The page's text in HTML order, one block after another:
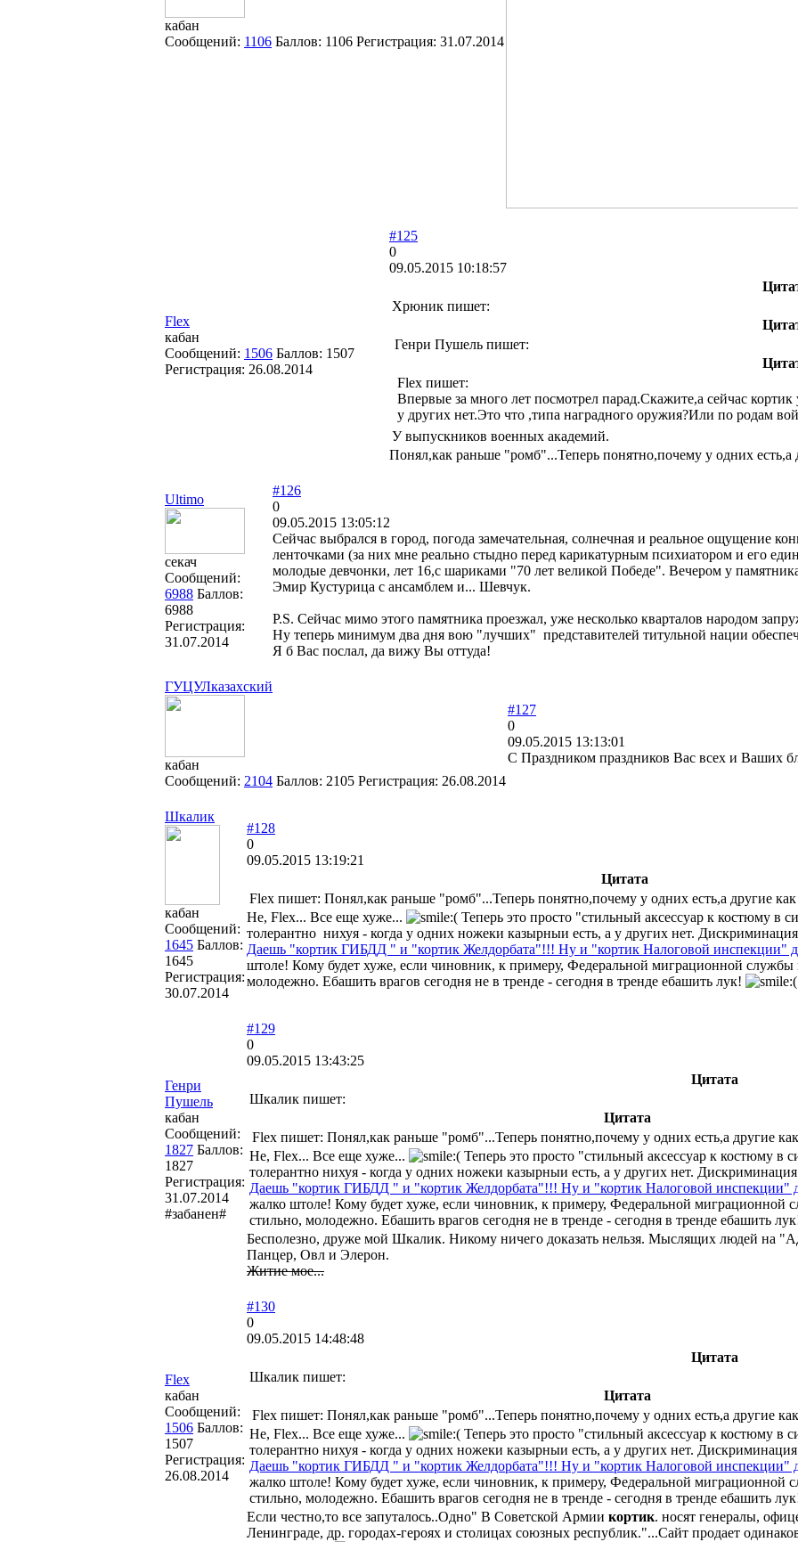
кабан
Сообщений: 1106 Баллов: 1106 Регистрация: 31.07.2014
Flex
кабан
Сообщений: 1506 Баллов: 1507
Регистрация: 26.08.2014
#125
0
09.05.2015 10:18:57
Хрюник пишет:
Генри Пушель пишет:
Flex пишет:
Впервые за много лет посмотрел парад.Скажите,а сейчас
у других нет.Это что ,типа наградного оружия?Или по родам
У выпускников военных академий.
Понял,как раньше "ромб"...Теперь понятно,почему у одних есть,а
Ultimo
секач
Сообщений:
6988 Баллов:
6988
Регистрация:
31.07.2014
#126
0
09.05.2015 13:05:12
Сейчас выбрался в город, погода замечательная, солнечная и реальное ощущение
ленточками (за них мне реально стыдно перед карикатурным психиатором и его
молодые девчонки, лет 16,с шариками "70 лет великой Победе". Вечером у
Эмир Кустурица с ансамблем и... Шевчук.
P.S. Сейчас мимо этого памятника проезжал, уже несколько кварталов народом
Ну теперь минимум два дня вою "лучших" представителей титульной нации
Я б Вас послал, да вижу Вы оттуда!
ГУЦУЛказахский
кабан
Сообщений: 2104 Баллов: 2105 Регистрация: 26.08.2014
#127
0
09.05.2015 13:13:01
С Праздником праздников Вас всех и Ваших
Шкалик
кабан
Сообщений:
1645 Баллов:
1645
Регистрация:
30.07.2014
#128
0
09.05.2015 13:19:21
Цитата
Flex пишет: Понял,как раньше "ромб"...Теперь понятно,почему у одних есть,а другие
Не, Flex... Все еще хуже...
Теперь это просто "стильный аксессуар к костюму в
толерантно нихуя - когда у одних ножеки казырныи есть, а у других нет.
Даешь "кортик ГИБДД " и "кортик Желдорбата"!!! Ну и "кортик Налоговой инспекции"
штоле! Кому будет хуже, если чиновник, к примеру, Федеральной миграционной
молодежно. Ебашить врагов сегодня не в тренде - сегодня в тренде ебашить лук!
Генри
Пушель
кабан
Сообщений:
1827 Баллов:
1827
Регистрация:
31.07.2014
#забанен#
#129
0
09.05.2015 13:43:25
Цитата
Шкалик пишет:
Цитата
Flex пишет: Понял,как раньше "ромб"...Теперь понятно,почему у одних есть,а другие
Не, Flex... Все еще хуже...
Теперь это просто "стильный аксессуар к костюму в
толерантно нихуя - когда у одних ножеки казырныи есть, а у других нет.
Даешь "кортик ГИБДД " и "кортик Желдорбата"!!! Ну и "кортик Налоговой инспекции"
жалко штоле! Кому будет хуже, если чиновник, к примеру, Федеральной
стильно, молодежно. Ебашить врагов сегодня не в тренде - сегодня в тренде ебашить
Бесполезно, друже мой Шкалик. Никому ничего доказать нельзя. Мыслящих людей на
Панцер, Овл и Элерон.
Житие мое...
Flex
кабан
Сообщений:
1506 Баллов:
1507
Регистрация:
26.08.2014
#130
0
09.05.2015 14:48:48
Цитата
Шкалик пишет:
Цитата
Flex пишет: Понял,как раньше "ромб"...Теперь понятно,почему у одних есть,а другие
Не, Flex... Все еще хуже...
Теперь это просто "стильный аксессуар к костюму в
толерантно нихуя - когда у одних ножеки казырныи есть, а у других нет.
Даешь "кортик ГИБДД " и "кортик Желдорбата"!!! Ну и "кортик Налоговой инспекции"
жалко штоле! Кому будет хуже, если чиновник, к примеру, Федеральной
стильно, молодежно. Ебашить врагов сегодня не в тренде - сегодня в тренде ебашить
Если честно,то все запуталось..Одно" В Советской Армии кортик. носят генералы,
Ленинграде, др. городах-героях и столицах союзных республик."...Сайт продает